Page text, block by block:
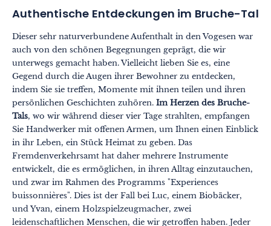
Authentische Entdeckungen im Bruche-Tal
Dieser sehr naturverbundene Aufenthalt in den Vogesen war
auch von den schönen Begegnungen geprägt, die wir
unterwegs gemacht haben. Vielleicht lieben Sie es, eine
Gegend durch die Augen ihrer Bewohner zu entdecken,
indem Sie sie treffen, Momente mit ihnen teilen und ihren
persönlichen Geschichten zuhören. Im Herzen des Bruche-
Tals, wo wir während dieser vier Tage strahlten, empfangen
Sie Handwerker mit offenen Armen, um Ihnen einen Einblick
in ihr Leben, ein Stück Heimat zu geben. Das
Fremdenverkehrsamt hat daher mehrere Instrumente
entwickelt, die es ermöglichen, in ihren Alltag einzutauchen,
und zwar im Rahmen des Programms "Experiences
buissonnières". Dies ist der Fall bei Luc, einem Biobäcker,
und Yvan, einem Holzspielzeugmacher, zwei
leidenschaftlichen Menschen, die wir getroffen haben. Jeder